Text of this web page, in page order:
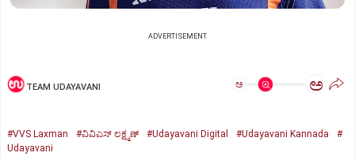
ADVERTISEMENT
TEAM UDAYAVANI ಅ ಅ
#VVS Laxman #ವಿವಿಎಸ್‌ ಲಕ್ಷ್ಮಣ್‌ #Udayavani Digital #Udayavani Kannada
#
Udayavani